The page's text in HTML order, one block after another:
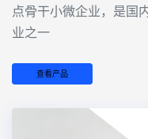
点骨干小微企业，是国
业之一
查看产品